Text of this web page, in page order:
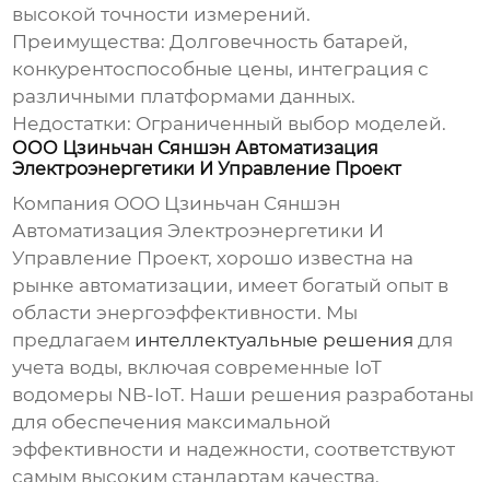
высокой точности измерений.
Преимущества: Долговечность батарей,
конкурентоспособные цены, интеграция с
различными платформами данных.
Недостатки: Ограниченный выбор моделей.
ООО Цзиньчан Сяншэн Автоматизация
Электроэнергетики И Управление Проект
Компания ООО Цзиньчан Сяншэн
Автоматизация Электроэнергетики И
Управление Проект, хорошо известна на
рынке автоматизации, имеет богатый опыт в
области энергоэффективности. Мы
предлагаем интеллектуальные решения для
учета воды, включая современные IoT
водомеры NB-IoT. Наши решения разработаны
для обеспечения максимальной
эффективности и надежности, соответствуют
самым высоким стандартам качества.